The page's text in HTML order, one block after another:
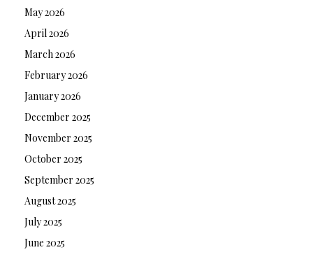
May 2026
April 2026
March 2026
February 2026
January 2026
December 2025
November 2025
October 2025
September 2025
August 2025
July 2025
June 2025